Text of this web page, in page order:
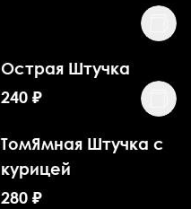
Острая Штучка
240 ₽
ТомЯмная Штучка с
курицей
280 ₽